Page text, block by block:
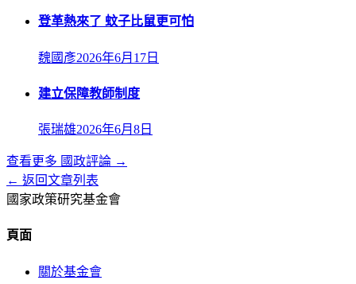
登革熱來了 蚊子比鼠更可怕
魏國彥2026年6月17日
建立保障教師制度
張瑞雄2026年6月8日
查看更多 國政評論 →
← 返回文章列表
國家政策研究基金會
頁面
關於基金會